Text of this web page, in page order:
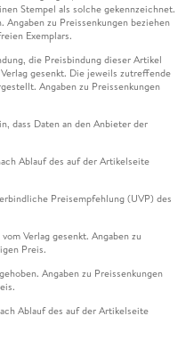
Stempel als solche gekennzeichnet.
zu Preissenkungen beziehen
Exemplars.
die Preisbindung dieser Artikel
gesenkt. Die jeweils zutreffende
Angaben zu Preissenkungen
dass Daten an den Anbieter der
Ablauf des auf der Artikelseite
Preisempfehlung (UVP) des
Verlag gesenkt. Angaben zu
Preis.
Angaben zu Preissenkungen
Ablauf des auf der Artikelseite